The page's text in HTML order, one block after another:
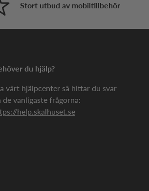
Stort utbud av mobiltillbehör
du hjälp?
vårt hjälpcenter så hittar du svar
de vanligaste frågorna:
help.skalhuset.se